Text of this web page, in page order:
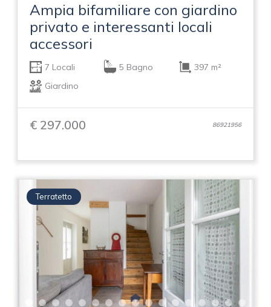
Ampia bifamiliare con giardino
privato e interessanti locali
accessori
7 Locali 5 Bagno
397 m²
Giardino
€ 297.000 86921956
Terratetto